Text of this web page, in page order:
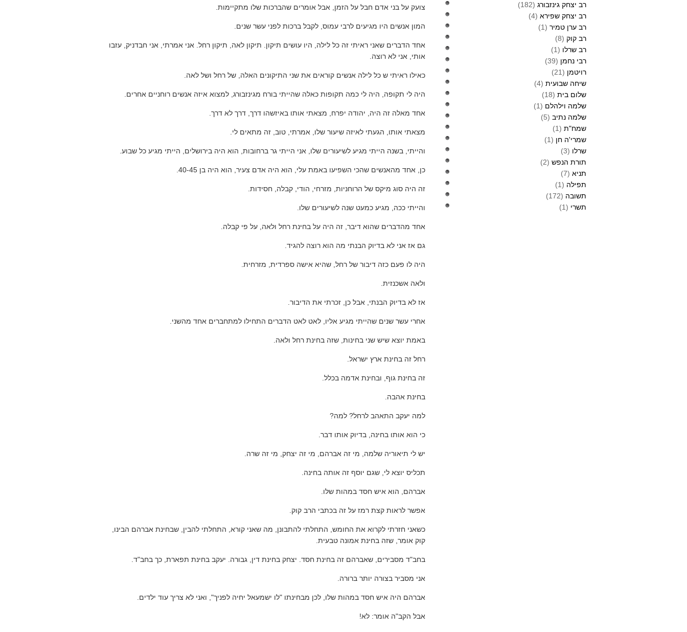
צועק על בני אדם חבל על הזמן, אבל אומרים שהברכות שלו מתקיימות.
המון אנשים היו מגיעים לרבי עמוס, לקבל ברכות לפני עשר שנים.
אחד הדברים שאני ראיתי זה כל לילה, היו עושים תיקון. תיקון לאה, תיקון רחל. אני אמרתי, אני חבדניק, עזבו
אותי, אני לא רוצה.
כאילו ראיתי ש כל לילה אנשים קוראים את שני התיקונים האלה, של רחל ושל לאה.
היה לי תקופה, היה לי כמה תקופות כאלה שהייתי בורח מגינזבורג, למצוא איזה אנשים רוחניים אחרים.
אחד מאלה זה היה, יהודה יפרח, מצאתי אותו באיזשהו דרך, דרך לא דרך.
מצאתי אותו, הגעתי לאיזה שיעור שלו, אמרתי, טוב, זה מתאים לי.
והייתי, בשנה הייתי מגיע לשיעורים שלו, אני הייתי גר ברחובות, הוא היה בירושלים, הייתי מגיע כל שבוע.
כן, אחד מהאנשים שהכי השפיעו באמת עלי, הוא היה אדם צעיר, הוא היה בן 40-45.
זה היה סוג מיקס של הרוחניות, מזרחי, הודי, קבלה, חסידות.
והייתי ככה, מגיע כמעט שנה לשיעורים שלו.
אחד מהדברים שהוא דיבר, זה היה על בחינת רחל ולאה, על פי קבלה.
גם אז אני לא בדיוק הבנתי מה הוא רוצה להגיד.
היה לו פעם כזה דיבור של רחל, שהיא אישה ספרדית, מזרחית.
ולאה אשכנזית.
אז לא בדיוק הבנתי, אבל כן, זכרתי את הדיבור.
אחרי עשר שנים שהייתי מגיע אליו, לאט לאט הדברים התחילו למתחברים אחד מהשני.
באמת יוצא שיש שני בחינות, שזה בחינת רחל ולאה.
רחל זה בחינת ארץ ישראל.
זה בחינת גוף, ובחינת אדמה בכלל.
בחינת אהבה.
למה יעקב התאהב לרחל? למה?
כי הוא אותו בחינה, בדיוק אותו דבר.
יש לי תיאוריה שלמה, מי זה אברהם, מי זה יצחק, מי זה שרה.
תכליס יוצא לי, שגם יוסף זה אותה בחינה.
אברהם, הוא איש חסד במהות שלו.
אפשר לראות קצת רמז על זה בכתבי הרב קוק.
כשאני חזרתי לקרוא את החומש, התחלתי להתבונן, מה שאני קורא, התחלתי להבין, שבחינת אברהם הבינו,
קוק אומר, שזה בחינת אמונה טבעית.
בחב"ד מסבירים, שאברהם זה בחינת חסד. יצחק בחינת דין, גבורה. יעקב בחינת תפארת, כך בחב"ד.
אני מסביר בצורה יותר ברורה.
אברהם היה איש חסד במהות שלו, לכן מבחינתו "לו ישמעאל יחיה לפניך", ואני לא צריך עוד ילדים.
אבל הקב"ה אומר: לא!
רב יצחק גינזבורג (182)
רב יצחק שפירא (4)
רב ערן טמיר (1)
רב קוק (8)
רב שרלו (1)
רבי נחמן (39)
רויטמן (21)
שיחה שבועית (4)
שלום בית (18)
שלמה וילהלם (1)
שלמה נתיב (5)
שמח"ת (1)
שמרי'ה חן (1)
שרלו (3)
תורת הנפש (2)
תניא (7)
תפילה (1)
תשובה (172)
תשרי (1)